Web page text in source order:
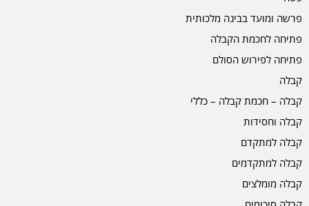
פרשה ומועד בבינה מלכותית
פתיחה לחכמת הקבלה
פתיחה לפירוש הסולם
קבלה
קבלה – חכמת קבלה – כללי
קבלה וחסידות
קבלה למתקדם
קבלה למתקדמים
קבלה מומלצים